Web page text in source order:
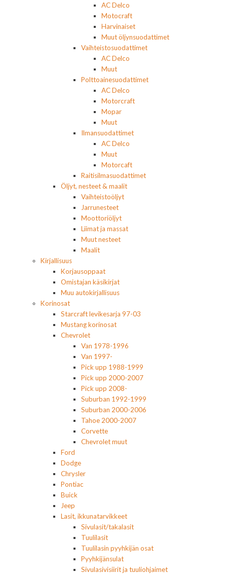
AC Delco
Motocraft
Harvinaiset
Muut öljynsuodattimet
Vaihteistosuodattimet
AC Delco
Muut
Polttoainesuodattimet
AC Delco
Motorcraft
Mopar
Muut
Ilmansuodattimet
AC Delco
Muut
Motorcaft
Raitisilmasuodattimet
Öljyt, nesteet & maalit
Vaihteistoöljyt
Jarrunesteet
Moottoriöljyt
Liimat ja massat
Muut nesteet
Maalit
Kirjallisuus
Korjausoppaat
Omistajan käsikirjat
Muu autokirjallisuus
Korinosat
Starcraft levikesarja 97-03
Mustang korinosat
Chevrolet
Van 1978-1996
Van 1997-
Pick upp 1988-1999
Pick upp 2000-2007
Pick upp 2008-
Suburban 1992-1999
Suburban 2000-2006
Tahoe 2000-2007
Corvette
Chevrolet muut
Ford
Dodge
Chrysler
Pontiac
Buick
Jeep
Lasit, ikkunatarvikkeet
Sivulasit/takalasit
Tuulilasit
Tuulilasin pyyhkijän osat
Pyyhkijänsulat
Sivulasivisiirit ja tuuliohjaimet